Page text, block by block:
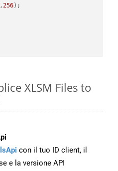
256);
XLSM Files to
con il tuo ID client, il
e la versione API